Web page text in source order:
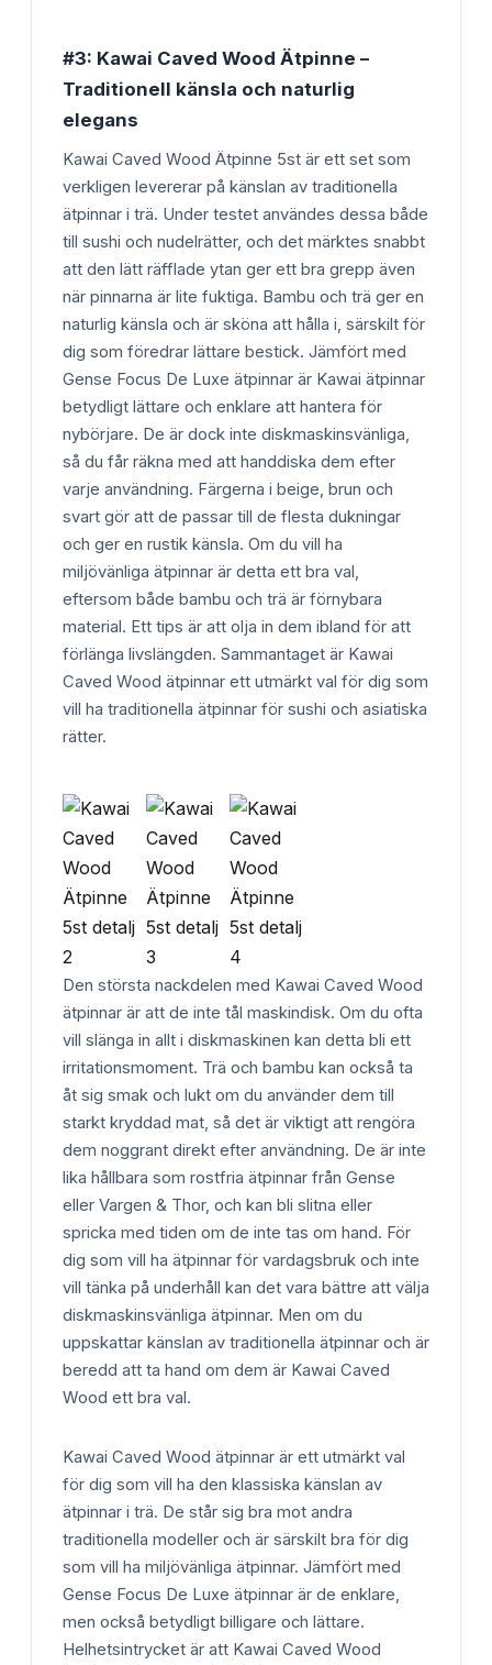
#3: Kawai Caved Wood Ätpinne –
Traditionell känsla och naturlig
elegans
Kawai Caved Wood Ätpinne 5st är ett set som
verkligen levererar på känslan av traditionella
ätpinnar i trä. Under testet användes dessa både
till sushi och nudelrätter, och det märktes snabbt
att den lätt räfflade ytan ger ett bra grepp även
när pinnarna är lite fuktiga. Bambu och trä ger en
naturlig känsla och är sköna att hålla i, särskilt för
dig som föredrar lättare bestick. Jämfört med
Gense Focus De Luxe ätpinnar är Kawai ätpinnar
betydligt lättare och enklare att hantera för
nybörjare. De är dock inte diskmaskinsvänliga,
så du får räkna med att handdiska dem efter
varje användning. Färgerna i beige, brun och
svart gör att de passar till de flesta dukningar
och ger en rustik känsla. Om du vill ha
miljövänliga ätpinnar är detta ett bra val,
eftersom både bambu och trä är förnybara
material. Ett tips är att olja in dem ibland för att
förlänga livslängden. Sammantaget är Kawai
Caved Wood ätpinnar ett utmärkt val för dig som
vill ha traditionella ätpinnar för sushi och asiatiska
rätter.
Den största nackdelen med Kawai Caved Wood
ätpinnar är att de inte tål maskindisk. Om du ofta
vill slänga in allt i diskmaskinen kan detta bli ett
irritationsmoment. Trä och bambu kan också ta
åt sig smak och lukt om du använder dem till
starkt kryddad mat, så det är viktigt att rengöra
dem noggrant direkt efter användning. De är inte
lika hållbara som rostfria ätpinnar från Gense
eller Vargen & Thor, och kan bli slitna eller
spricka med tiden om de inte tas om hand. För
dig som vill ha ätpinnar för vardagsbruk och inte
vill tänka på underhåll kan det vara bättre att välja
diskmaskinsvänliga ätpinnar. Men om du
uppskattar känslan av traditionella ätpinnar och är
beredd att ta hand om dem är Kawai Caved
Wood ett bra val.
Kawai Caved Wood ätpinnar är ett utmärkt val
för dig som vill ha den klassiska känslan av
ätpinnar i trä. De står sig bra mot andra
traditionella modeller och är särskilt bra för dig
som vill ha miljövänliga ätpinnar. Jämfört med
Gense Focus De Luxe ätpinnar är de enklare,
men också betydligt billigare och lättare.
Helhetsintrycket är att Kawai Caved Wood